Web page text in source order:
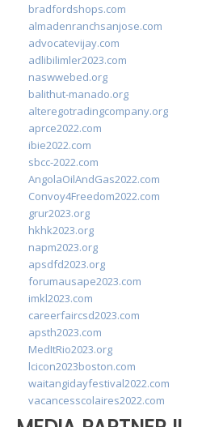
bradfordshops.com
almadenranchsanjose.com
advocatevijay.com
adlibilimler2023.com
naswwebed.org
balithut-manado.org
alteregotradingcompany.org
aprce2022.com
ibie2022.com
sbcc-2022.com
AngolaOilAndGas2022.com
Convoy4Freedom2022.com
grur2023.org
hkhk2023.org
napm2023.org
apsdfd2023.org
forumausape2023.com
imkl2023.com
careerfaircsd2023.com
apsth2023.com
MedItRio2023.org
lcicon2023boston.com
waitangidayfestival2022.com
vacancesscolaires2022.com